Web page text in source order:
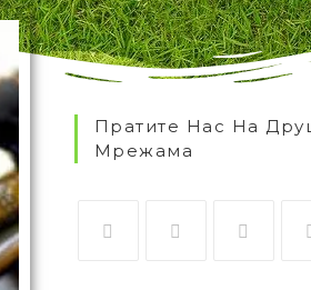
Пратите Нас На
Мрежама